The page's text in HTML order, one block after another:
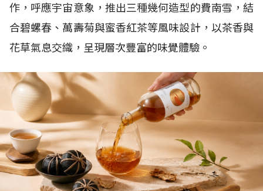
作，呼應宇宙意象，推出三種幾何造型的費南雪，結
合碧螺春、萬壽菊與蜜香紅茶等風味設計，以茶香與
花草氣息交織，呈現層次豐富的味覺體驗。